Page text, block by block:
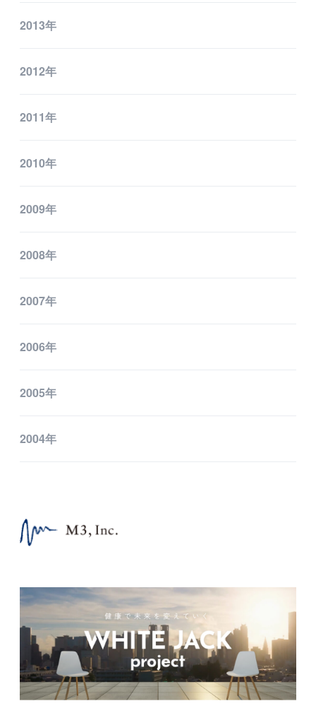
2013年
2012年
2011年
2010年
2009年
2008年
2007年
2006年
2005年
2004年